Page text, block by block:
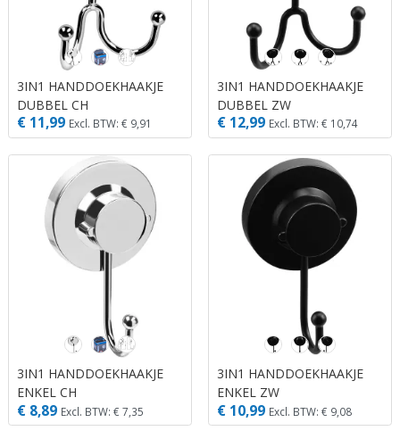
3IN1 HANDDOEKHAAKJE
DUBBEL CH
€ 11,99 Excl. BTW: € 9,91
3IN1 HANDDOEKHAAKJE
DUBBEL ZW
€ 12,99 Excl. BTW: € 10,74
3IN1 HANDDOEKHAAKJE
ENKEL CH
€ 8,89 Excl. BTW: € 7,35
3IN1 HANDDOEKHAAKJE
ENKEL ZW
€ 10,99 Excl. BTW: € 9,08